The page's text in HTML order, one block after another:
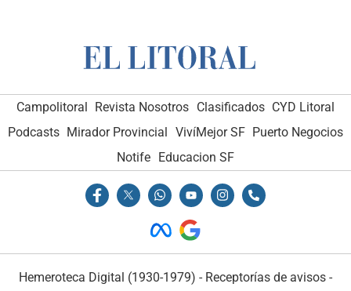
Campolitoral Revista Nosotros Clasificados CYD Litoral
Podcasts Mirador Provincial VivíMejor SF Puerto Negocios
Notife Educacion SF
Hemeroteca Digital (1930-1979) - Receptorías de avisos -